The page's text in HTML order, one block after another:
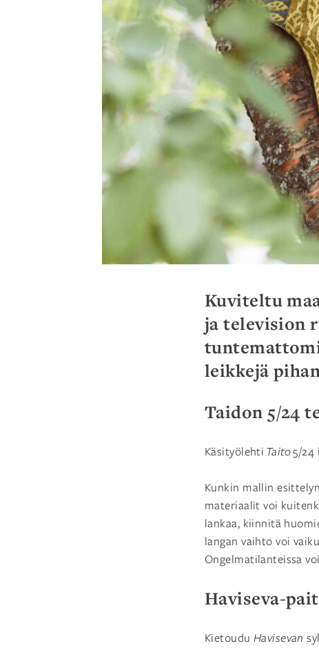
Kuviteltu
ja television
leikkejä
Taidon 5/24
Käsityölehti Taito5/24
Kunkin mallin
materiaalit voi
lankaa, kiinnitä
langan vaihto voi
Ongelmatilanteissa
Haviseva-
Kietoudu Havisevan